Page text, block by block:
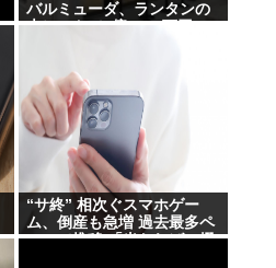
バルミューダ、ランタンの
大ヒットで3億1400万円の
め
“サ終” 相次ぐスマホゲー
ム、倒産も急増 過去最多ペ
ースで推移 「当たれば一攫